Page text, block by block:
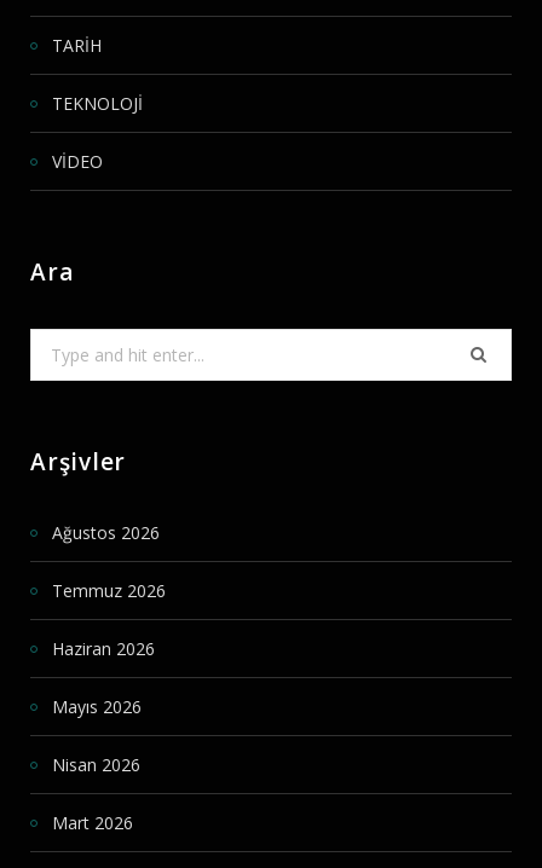
TARİH
TEKNOLOJİ
VİDEO
Ara
Arşivler
Ağustos 2026
Temmuz 2026
Haziran 2026
Mayıs 2026
Nisan 2026
Mart 2026